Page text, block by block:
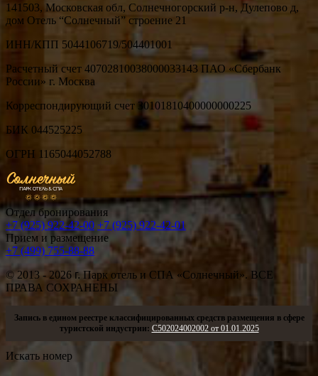
141503, Московская обл, Солнечногорский р-н, Дулепово д,
дом Отель “Солнечный” строение 21
ИНН/КПП 5044106719/504401001
Расчетный счет 40702810038000033143 ПАО «Сбербанк
России» г. Москва
Корреспондирующий счет 30101810400000000225
БИК 044525225
ОГРН 1165044052788
Отдел бронирования
+7 (925) 922-42-00 +7 (925) 922-42-01
Прием и размещение
+7 (499) 755-88-88
© 2013 - 2026 г.Парк отель и СПА «Солнечный». ВСЕ
ПРАВА СОХРАНЕНЫ
Запись в едином реестре классифицированных средств размещения в сфере
туристской индустрии: С502024002002 от 01.01.2025
Искать номер